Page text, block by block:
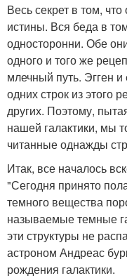
Весь секрет в том,
истины. Вся беда в
односторонни. Обе
одного и того же
млечный путь. Эгген и
одних строк из этого
других. Поэтому,
нашей галактики, мы
читанные однажды
Итак, все началось
"Сегодня принято
темного вещества
называемые темные
эти структуры не
астроном Андреас
рождения галактики.